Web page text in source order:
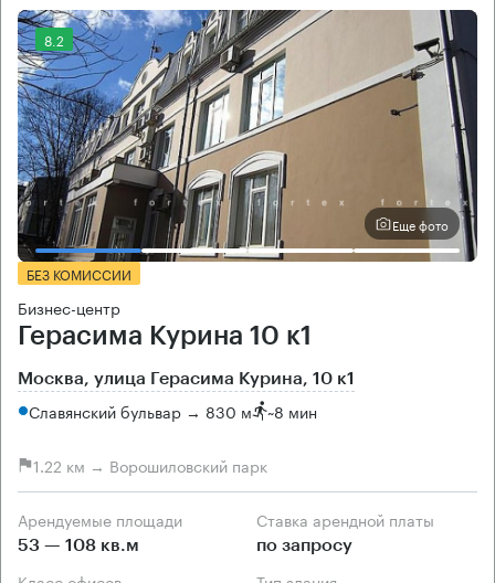
8.2
Еще фото
БЕЗ КОМИССИИ
Бизнес-центр
Герасима Курина 10 к1
Москва, улица Герасима Курина, 10 к1
Славянский бульвар → 830 м ~8 мин
1.22 км → Ворошиловский парк
Арендуемые площади
53 — 108 кв.м
Ставка арендной платы
по запросу